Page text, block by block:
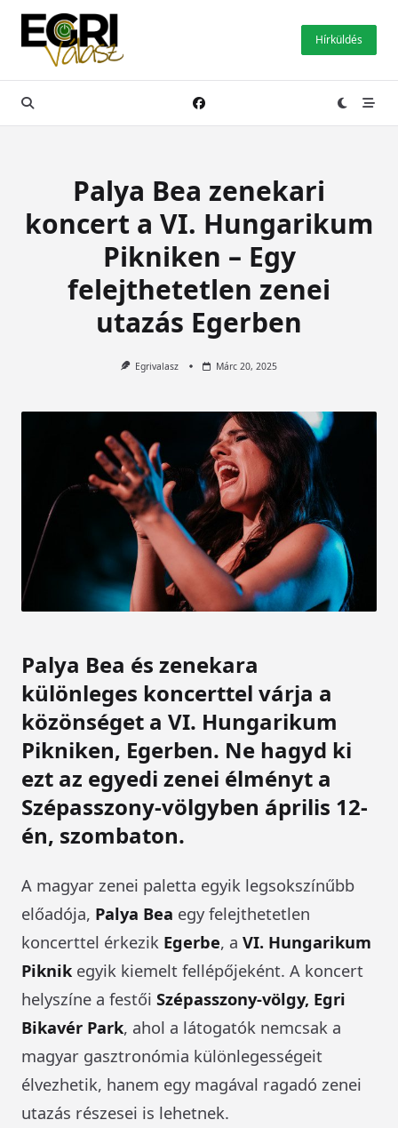
Skip
content
Hírküldés
Palya Bea zenekari
koncert a VI. Hungarikum
Pikniken – Egy
felejthetetlen zenei
utazás Egerben
Egrivalasz Márc 20, 2025
Palya Bea és zenekara
különleges koncerttel várja a
közönséget a VI. Hungarikum
Pikniken, Egerben. Ne hagyd ki
ezt az egyedi zenei élményt a
Szépasszony-völgyben április 12-
én, szombaton.
A magyar zenei paletta egyik legsokszínűbb
előadója, Palya Bea egy felejthetetlen
koncerttel érkezik Egerbe, a VI. Hungarikum
Piknik egyik kiemelt fellépőjeként. A koncert
helyszíne a festői Szépasszony-völgy, Egri
Bikavér Park, ahol a látogatók nemcsak a
magyar gasztronómia különlegességeit
élvezhetik, hanem egy magával ragadó zenei
utazás részesei is lehetnek.